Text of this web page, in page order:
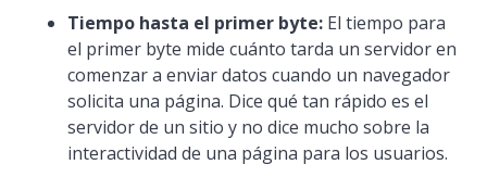
Tiempo hasta el primer byte: El tiempo para
el primer byte mide cuánto tarda un servidor en
comenzar a enviar datos cuando un navegador
solicita una página. Dice qué tan rápido es el
servidor de un sitio y no dice mucho sobre la
interactividad de una página para los usuarios.